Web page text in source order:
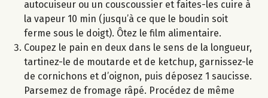
autocuiseur ou un couscoussier et faites-les cuire à
la vapeur 10 min (jusqu’à ce que le boudin soit
ferme sous le doigt). Ôtez le film alimentaire.
Coupez le pain en deux dans le sens de la longueur,
tartinez-le de moutarde et de ketchup, garnissez-le
de cornichons et d’oignon, puis déposez 1 saucisse.
Parsemez de fromage râpé. Procédez de même